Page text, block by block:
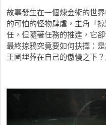
故事發生在一個煉金術的世
的可怕的怪物肆虐，主角「
任，但隨著任務的推進，它
最終掠鴉究竟要如何抉擇：
王國埋葬在自己的傲慢之下